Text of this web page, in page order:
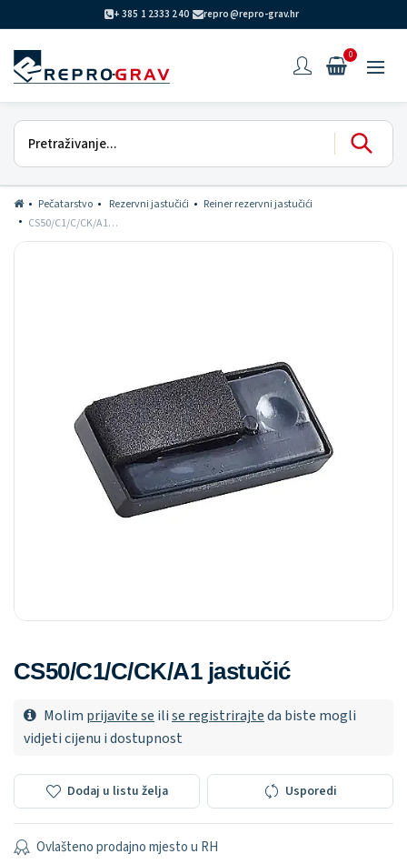
+ 385 1 2333 240 repro@repro-grav.hr
0
Pečatarstvo Rezervni jastučići
Reiner rezervni jastučići
CS50/C1/C/CK/A1 jastučić
CS50/C1/C/CK/A1 jastučić
Molim prijavite se ilise registrirajteda biste mogli
vidjeti cijenu i dostupnost
Dodaj u listu želja Usporedi
Ovlašteno prodajno mjesto u RH